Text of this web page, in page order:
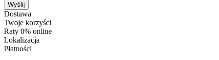
Wyślij
Dostawa
Twoje korzyści
Raty 0% online
Lokalizacja
Płatności